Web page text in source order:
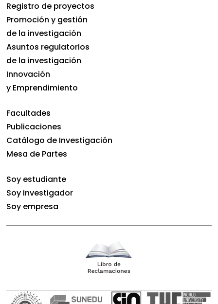
Registro de proyectos
Promoción y gestión
de la investigación
Asuntos regulatorios
de la investigación
Innovación
y Emprendimiento
Facultades
Publicaciones
Catálogo de Investigación
Mesa de Partes
Soy estudiante
Soy investigador
Soy empresa